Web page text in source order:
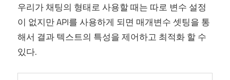
우리가 채팅의 형태로 사용할 때는 따로 변수 설정
이 없지만 API를 사용하게 되면 매개변수 셋팅을 통
해서 결과 텍스트의 특성을 제어하고 최적화 할 수
있다.